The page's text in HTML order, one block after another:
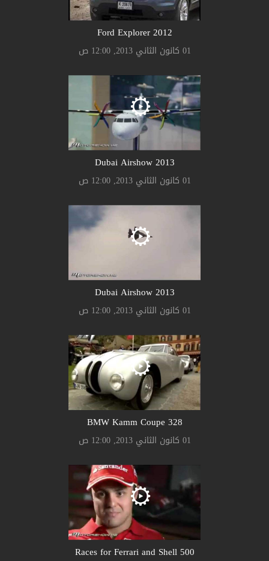
2012 Ford Explorer
01 كانون الثاني 2013, 12:00 ص
2013 Dubai Airshow
01 كانون الثاني 2013, 12:00 ص
2013 Dubai Airshow
01 كانون الثاني 2013, 12:00 ص
328 BMW Kamm Coupe
01 كانون الثاني 2013, 12:00 ص
500 Races for Ferrari and Shell